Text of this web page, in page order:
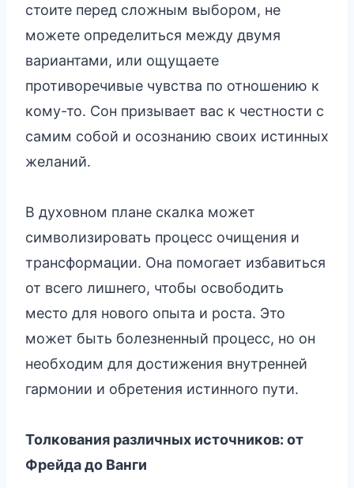
стоите перед сложным выбором, не
можете определиться между двумя
вариантами, или ощущаете
противоречивые чувства по отношению к
кому-то. Сон призывает вас к честности с
самим собой и осознанию своих истинных
желаний.
В духовном плане скалка может
символизировать процесс очищения и
трансформации. Она помогает избавиться
от всего лишнего, чтобы освободить
место для нового опыта и роста. Это
может быть болезненный процесс, но он
необходим для достижения внутренней
гармонии и обретения истинного пути.
Толкования различных источников: от
Фрейда до Ванги